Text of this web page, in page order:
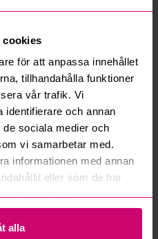
cookies
för att anpassa innehållet
tillhandahålla funktioner
vår trafik. Vi
identifierare och annan
sociala medier och
vi samarbetar med.
informationen med annan
eller som de har
alla
och svar
Milwaukee